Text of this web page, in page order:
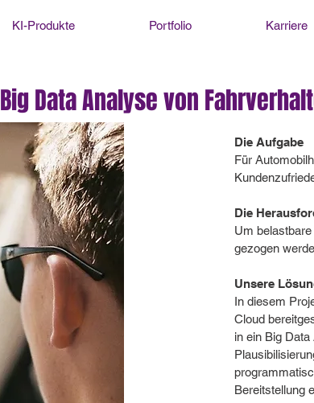
KI-Produkte Portfolio Karriere
Big Data Analyse von
Die Aufgabe
Für
Die
Um
gezogen
Unsere
In diesem
Cloud
in ein Big
Bereitstellung